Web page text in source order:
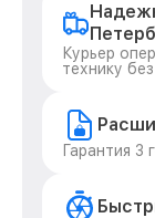
Курьер
технику
Гарантия 3